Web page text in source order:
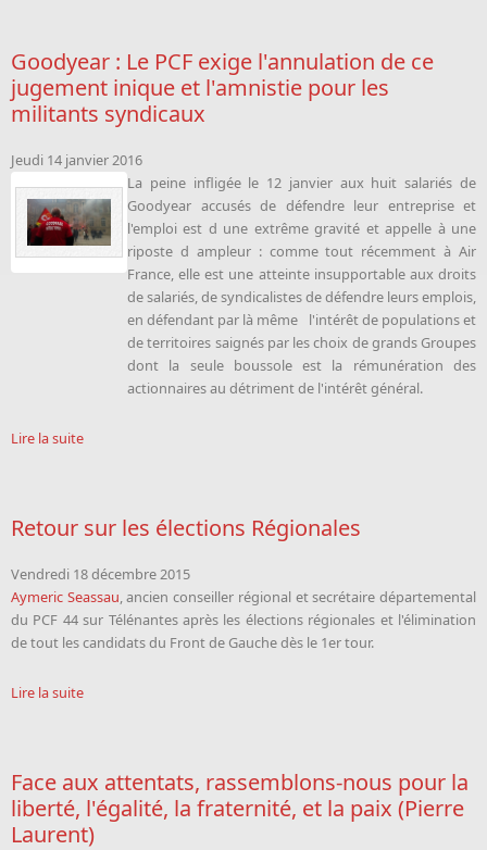
Goodyear : Le PCF exige l'annulation de ce
jugement inique et l'amnistie pour les
militants syndicaux
Jeudi 14 janvier 2016
La peine infligée le 12 janvier aux huit salariés de
Goodyear accusés de défendre leur entreprise et
l'emploi est d une extrême gravité et appelle à une
riposte d ampleur : comme tout récemment à Air
France, elle est une atteinte insupportable aux droits
de salariés, de syndicalistes de défendre leurs emplois,
en défendant par là même l'intérêt de populations et
de territoires saignés par les choix de grands Groupes
dont la seule boussole est la rémunération des
actionnaires au détriment de l'intérêt général.
Lire la suite
Retour sur les élections Régionales
Vendredi 18 décembre 2015
Aymeric Seassau, ancien conseiller régional et secrétaire départemental
du PCF 44 sur Télénantes après les élections régionales et l'élimination
de tout les candidats du Front de Gauche dès le 1er tour.
Lire la suite
Face aux attentats, rassemblons-nous pour la
liberté, l'égalité, la fraternité, et la paix (Pierre
Laurent)